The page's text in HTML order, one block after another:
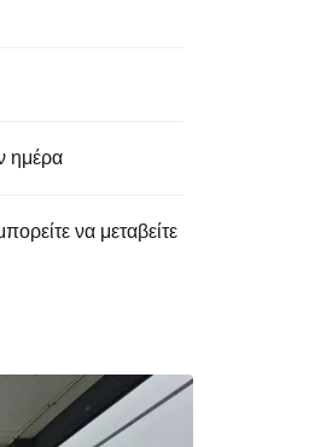
ημέρα
να μεταβείτε